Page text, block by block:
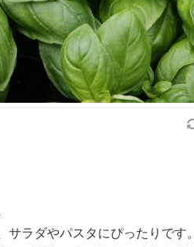
ラダやパスタにぴったりです。